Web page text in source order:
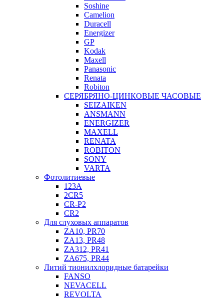
Soshine
Camelion
Duracell
Energizer
GP
Kodak
Maxell
Panasonic
Renata
Robiton
СЕРЯБРЯНО-ЦИНКОВЫЕ ЧАСОВЫЕ
SEIZAIKEN
ANSMANN
ENERGIZER
MAXELL
RENATA
ROBITON
SONY
VARTA
Фотолитиевые
123A
2CR5
CR-P2
CR2
Для слуховых аппаратов
ZA10, PR70
ZA13, PR48
ZA312, PR41
ZA675, PR44
Литий тионилхлоридные батарейки
FANSO
NEVACELL
REVOLTA